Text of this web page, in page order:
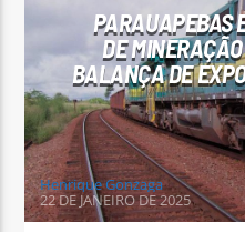
PARAUAPEBAS
DE
BALANÇA DE
Henrique Gonzaga
22 DE JANEIRO DE 2025